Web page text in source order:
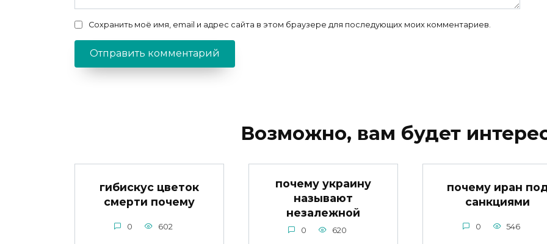
Сохранить моё имя, email и адрес сайта в этом браузере для последующих моих комментариев.
Возможно, вам будет
гибискус цветок
смерти почему
0 602
почему украину
называют
незалежной
0 620
почему иран
санкциями
0 546